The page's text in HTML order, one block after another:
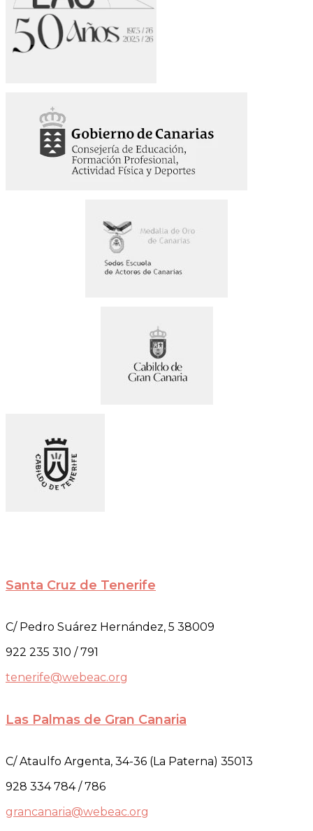
Santa Cruz de Tenerife
C/ Pedro Suárez Hernández, 5 38009
922 235 310 / 791
tenerife@webeac.org
Las Palmas de Gran Canaria
C/ Ataulfo Argenta, 34-36 (La Paterna) 35013
928 334 784 / 786
grancanaria@webeac.org